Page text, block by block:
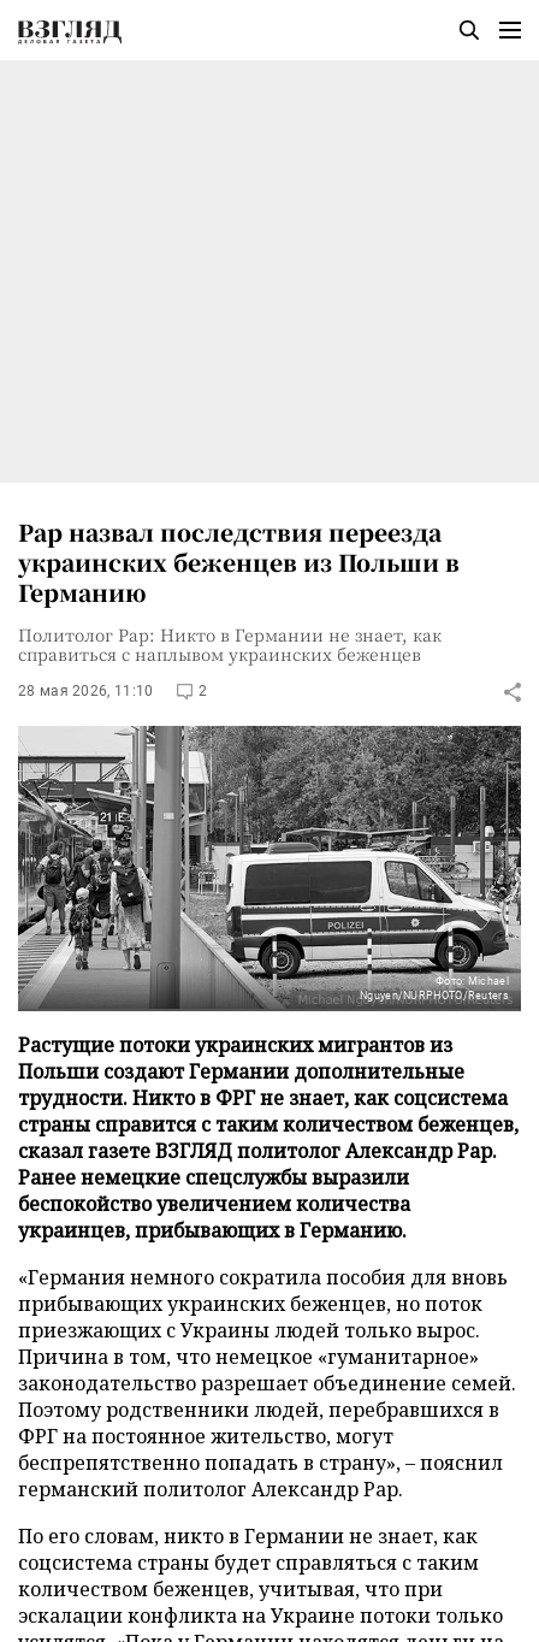
Рар назвал последствия переезда
украинских беженцев из Польши в
Германию
Политолог Рар: Никто в Германии не знает, как
справиться с наплывом украинских беженцев
28 мая 2026, 11:10 2
Фото: Michael
Nguyen/NURPHOTO/Reuters
Растущие потоки украинских мигрантов из
Польши создают Германии дополнительные
трудности. Никто в ФРГ не знает, как соцсистема
страны справится с таким количеством беженцев,
сказал газете ВЗГЛЯД политолог Александр Рар.
Ранее немецкие спецслужбы выразили
беспокойство увеличением количества
украинцев, прибывающих в Германию.
«Германия немного сократила пособия для вновь
прибывающих украинских беженцев, но поток
приезжающих с Украины людей только вырос.
Причина в том, что немецкое «гуманитарное»
законодательство разрешает объединение семей.
Поэтому родственники людей, перебравшихся в
ФРГ на постоянное жительство, могут
беспрепятственно попадать в страну», – пояснил
германский политолог Александр Рар.
По его словам, никто в Германии не знает, как
соцсистема страны будет справляться с таким
количеством беженцев, учитывая, что при
эскалации конфликта на Украине потоки только